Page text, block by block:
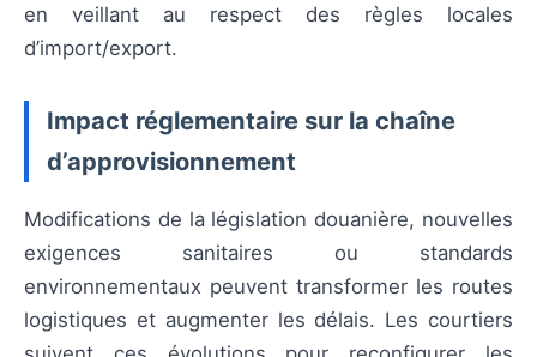
en veillant au respect des règles locales
d’import/export.
Impact réglementaire sur la chaîne
d’approvisionnement
Modifications de la législation douanière, nouvelles
exigences sanitaires ou standards
environnementaux peuvent transformer les routes
logistiques et augmenter les délais. Les courtiers